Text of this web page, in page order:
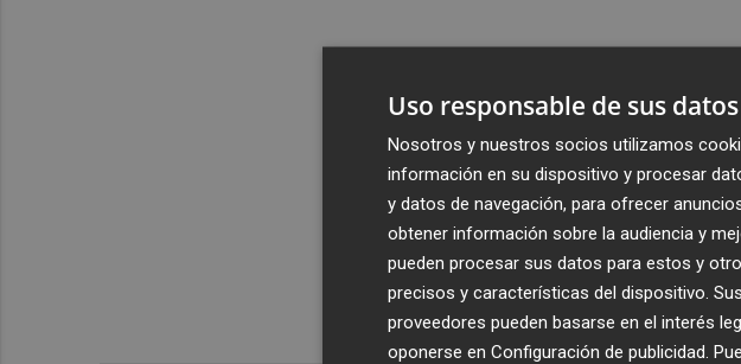
Uso responsable de sus datos
Nosotros y nuestros socios utilizamos
información en su dispositivo y procesar
y datos de navegación, para ofrecer
obtener información sobre la audiencia y
pueden procesar sus datos para estos y
precisos y características del dispositivo.
proveedores pueden basarse en el interés
oponerse en Configuración de publicidad .